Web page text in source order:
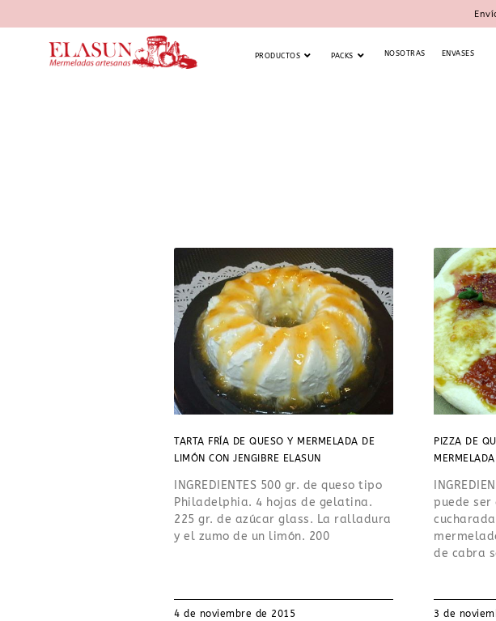
PRODUCTOS PACKS NOSOTRAS ENVASES
TARTA FRÍA DE QUESO Y MERMELADA DE
LIMÓN CON JENGIBRE ELASUN
INGREDIENTES 500 gr. de queso tipo
Philadelphia. 4 hojas de gelatina.
225 gr. de azúcar glass. La ralladura
y el zumo de un limón. 200
4 de noviembre de 2015
PIZZA DE
puede ser
de cabra
3 de